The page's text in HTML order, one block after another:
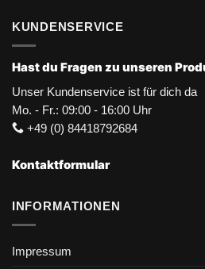
KUNDENSERVICE
Hast du Fragen zu unseren
Unser Kundenservice ist für dich da
Mo. - Fr.: 09:00 - 16:00 Uhr
+49 (0) 84418792684
Kontaktformular
INFORMATIONEN
Impressum